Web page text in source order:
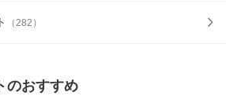
（282 ）
のおすすめ